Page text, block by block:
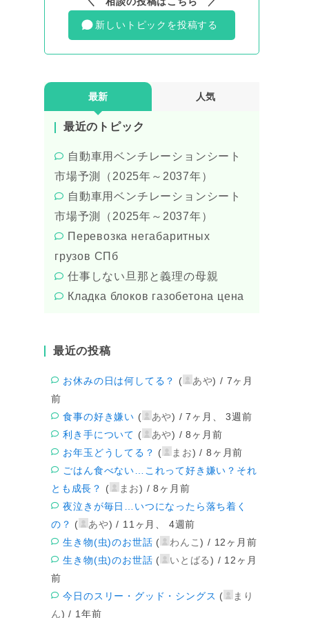
新しいトピックを投稿する
最新 人気
最近のトピック
自動車用ベンチレーションシート
市場予測（2025年～2037年）
自動車用ベンチレーションシート
市場予測（2025年～2037年）
Перевозка негабаритных
грузов СПб
仕事しない旦那と義理の母親
Кладка блоков газобетона цена
最近の投稿
お休みの日は何してる？ ( あや) / 7ヶ月
前
食事の好き嫌い ( あや) /7ヶ月、 3週前
利き手について ( あや) /8ヶ月前
お年玉どうしてる？ ( まお) /8ヶ月前
ごはん食べない…これって好き嫌い？それ
とも成長？
( まお) /8ヶ月前
夜泣きが毎日…いつになったら落ち着く
の？ ( あや) / 11ヶ月、 4週前
生き物(虫)のお世話 ( わんこ) / 12ヶ月前
生き物(虫)のお世話 ( いとばる) / 12ヶ月
前
今日のスリー・グッド・シングス (
まり
ん) / 1年前